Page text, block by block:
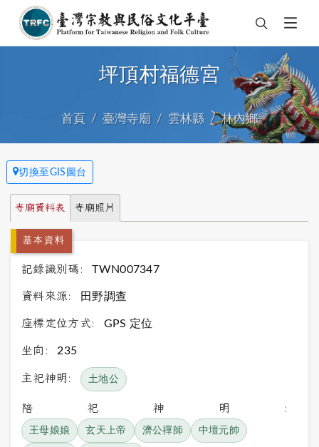
坪頂村福德宮
首頁 臺灣寺廟 雲林縣 林內鄉
切換至GIS圖台
寺廟資料表 寺廟照片
基本資料
記錄識別碼: TWN007347
資料來源: 田野調查
座標定位方式: GPS 定位
坐向: 235
主祀神明: 土地公
陪祀神明:
王母娘娘 玄天上帝 濟公禪師 中壇元帥